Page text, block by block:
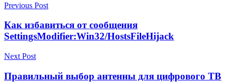
Previous Post
Как избавиться от сообщения
SettingsModifier:Win32/HostsFileHijack
Next Post
Правильный выбор антенны для цифрового ТВ